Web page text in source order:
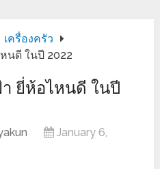
เครื่องครัว
นดี ในปี 2022
ยี่ห้อไหนดี ในปี
January 6,